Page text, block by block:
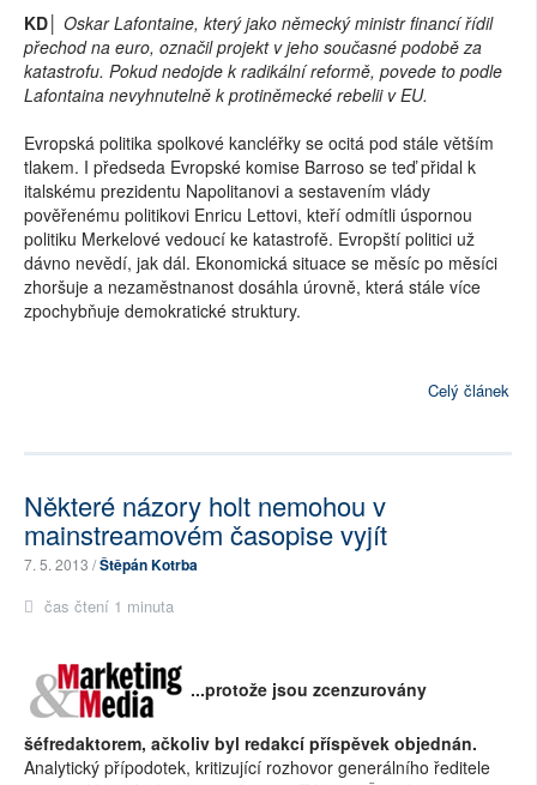
KD│
Oskar Lafontaine, který jako německý ministr financí řídil
přechod na euro, označil projekt v jeho současné podobě za
katastrofu. Pokud nedojde k radikální reformě, povede to podle
Lafontaina nevyhnutelně k protiněmecké rebelii v EU.
Evropská politika spolkové kancléřky se ocitá pod stále větším
tlakem. I předseda Evropské komise Barroso se teď přidal k
italskému prezidentu Napolitanovi a sestavením vlády
pověřenému politikovi Enricu Lettovi, kteří odmítli úspornou
politiku Merkelové vedoucí ke katastrofě. Evropští politici už
dávno nevědí, jak dál. Ekonomická situace se měsíc po měsíci
zhoršuje a nezaměstnanost dosáhla úrovně, která stále více
zpochybňuje demokratické struktury.
Celý článek
Některé názory holt nemohou v
mainstreamovém časopise vyjít
7. 5. 2013 /Štěpán Kotrba
čas čtení 1 minuta
...protože jsou zcenzurovány
šéfredaktorem, ačkoliv byl redakcí příspěvek objednán.
Analytický přípodotek, kritizující rozhovor generálního ředitele